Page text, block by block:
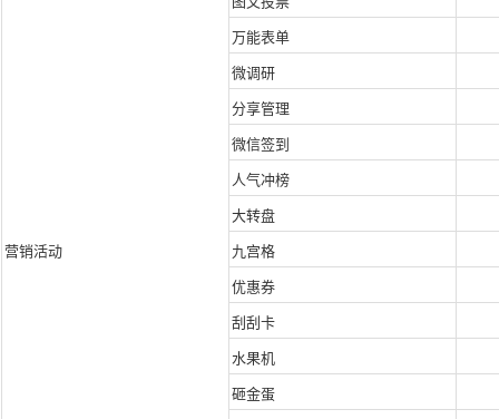
营销活动
万能表单
微调研
分享管理
微信签到
人气冲榜
大转盘
九宫格
优惠券
刮刮卡
水果机
砸金蛋